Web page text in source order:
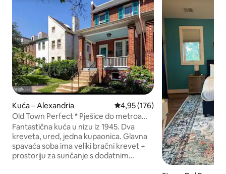
Kuća – Alexandria Prosječna ocjena: 4,95/5,
4,95 (176)
Old Town Perfect * Pješice do metroa
*DC * King St.
Fantastična kuća u nizu iz 1945. Dva
kreveta, ured, jedna kupaonica. Glavna
spavaća soba ima veliki bračni krevet +
prostoriju za sunčanje s dodatnim